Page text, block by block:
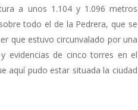
a unos 1.104 y 1.096 metros
todo el de la Pedrera, que se
que estuvo circunvalado por una
evidencias de cinco torres en el
aquí pudo estar situada la ciudad